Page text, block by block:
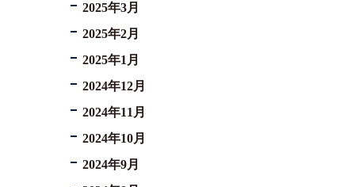
2025年3月
2025年2月
2025年1月
2024年12月
2024年11月
2024年10月
2024年9月